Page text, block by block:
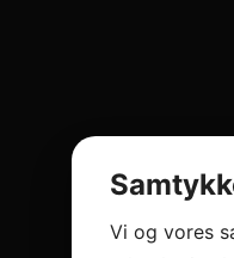
Vi og vores